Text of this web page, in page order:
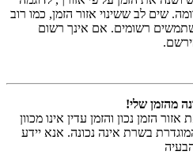
שים לב ששינוי אזור הזמן, כמו רוב
רשומים. אם אינך רשום
מהזמן שלי!
הזמן נכון והזמן עדין אינו מכוון
בשרת אינה נכונה. אנא יידע